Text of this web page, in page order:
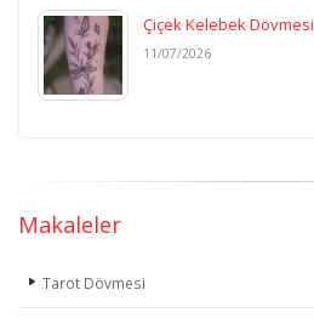
Çiçek Kelebek Dövmesi
11/07/2026
Makaleler
Tarot Dövmesi